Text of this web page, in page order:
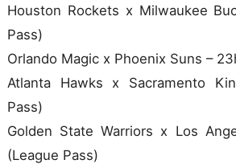
Houston Rockets x Milwaukee
Pass)
Orlando Magic x Phoenix Suns –
Atlanta Hawks x Sacramento
Pass)
Golden State Warriors x Los
(League Pass)